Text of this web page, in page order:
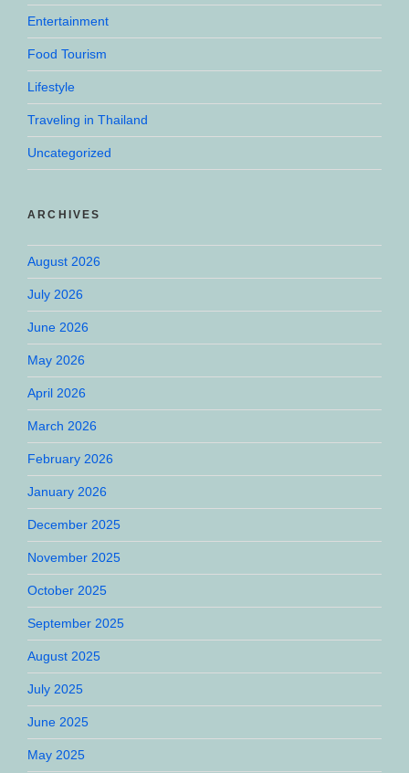
Entertainment
Food Tourism
Lifestyle
Traveling in Thailand
Uncategorized
ARCHIVES
August 2026
July 2026
June 2026
May 2026
April 2026
March 2026
February 2026
January 2026
December 2025
November 2025
October 2025
September 2025
August 2025
July 2025
June 2025
May 2025